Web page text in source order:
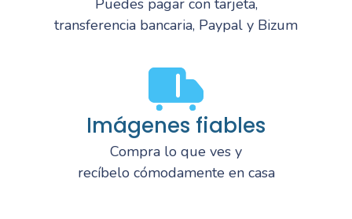
transferencia bancaria, Paypal y Bizum
Imágenes fiables
Compra lo que ves y
recíbelo cómodamente en casa